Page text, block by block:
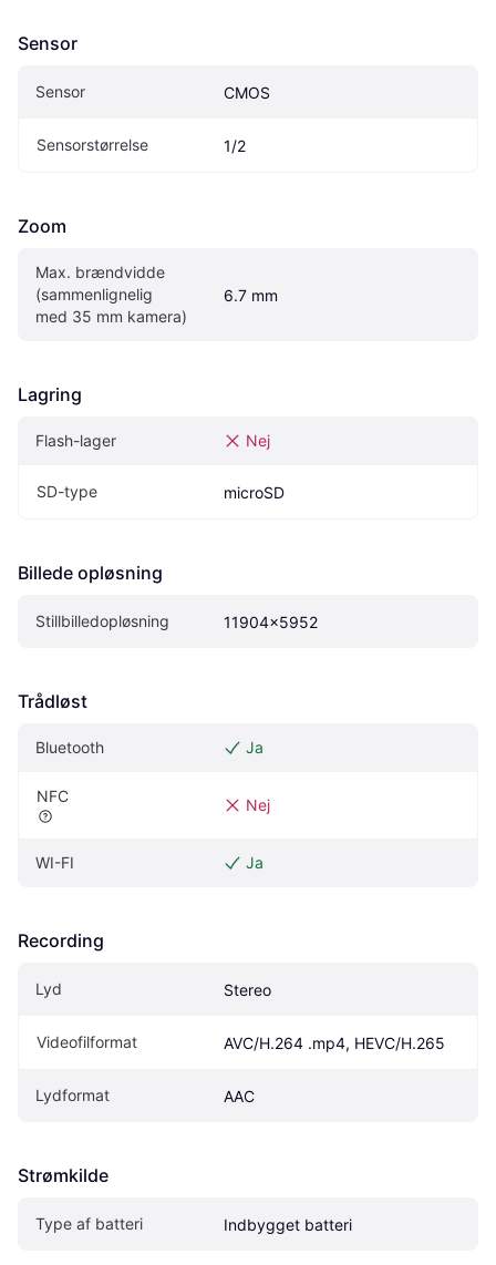
Sensor
Sensor CMOS
Sensorstørrelse 1/2
Zoom
Max. brændvidde
(sammenlignelig
med 35 mm kamera)
6.7 mm
Lagring
Flash-lager Nej
SD-type microSD
Billede opløsning
Stillbilledopløsning 11904x5952
Trådløst
Bluetooth Ja
NFC Nej
WI-FI Ja
Recording
Lyd Stereo
Videofilformat AVC/H.264 .mp4, HEVC/H.265
Lydformat AAC
Strømkilde
Type af batteri Indbygget batteri